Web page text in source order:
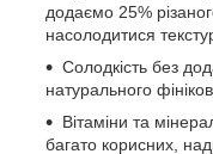
додаємо 25%
насолодитися
Солодкість без
натурального
Вітаміни та
багато корисних,